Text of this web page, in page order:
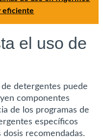
eficiente
el uso de
detergentes puede
componentes
de los programas de
específicos
dosis recomendadas.